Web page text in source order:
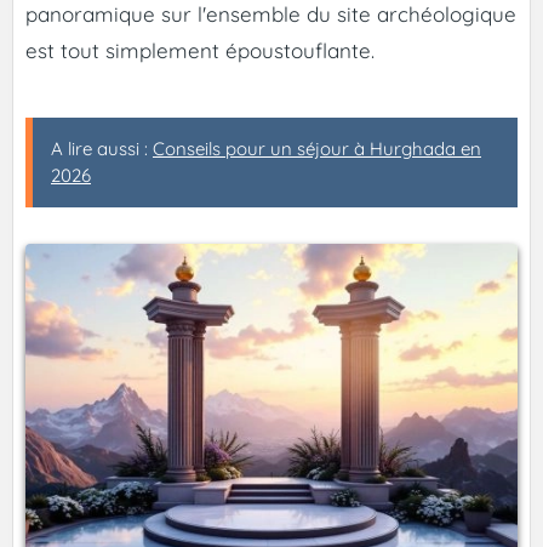
panoramique sur l'ensemble du site archéologique
est tout simplement époustouflante.
A lire aussi : Conseils pour un séjour à Hurghada en
2026